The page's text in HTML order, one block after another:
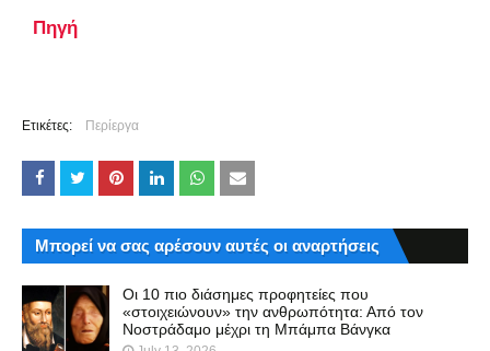
Πηγή
Ετικέτες: Περίεργα
Μπορεί να σας αρέσουν αυτές οι αναρτήσεις
Οι 10 πιο διάσημες προφητείες που
«στοιχειώνουν» την ανθρωπότητα: Από τον
Νοστράδαμο μέχρι τη Μπάμπα Βάνγκα